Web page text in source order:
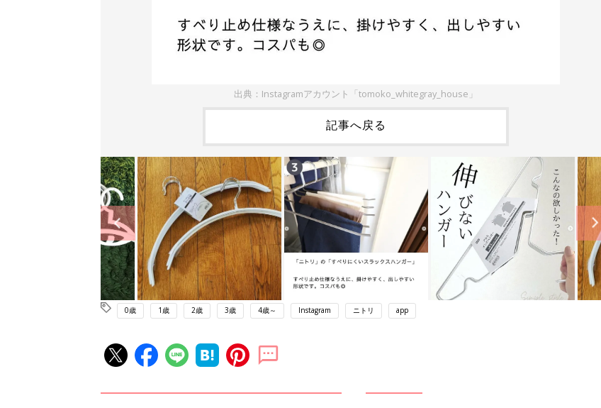
出典：Instagramアカウント「tomoko_whitegray_house」
記事へ戻る
0歳 1歳 2歳 3歳 4歳～ Instagram ニトリ app